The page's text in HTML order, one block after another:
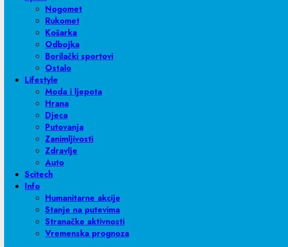
Nogomet
Rukomet
Košarka
Odbojka
Borilački sportovi
Ostalo
Lifestyle
Moda i ljepota
Hrana
Djeca
Putovanja
Zanimljivosti
Zdravlje
Auto
Scitech
Info
Humanitarne akcije
Stanje na putevima
Stranačke aktivnosti
Vremenska prognoza